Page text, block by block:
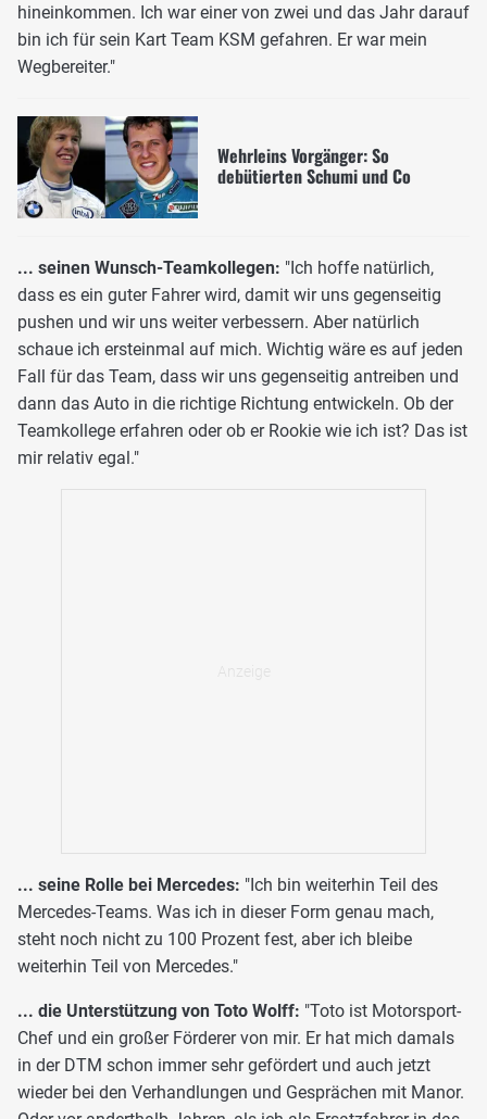
hineinkommen. Ich war einer von zwei und das Jahr darauf
bin ich für sein Kart Team KSM gefahren. Er war mein
Wegbereiter."
Wehrleins Vorgänger: So
debütierten Schumi und Co
... seinen Wunsch-Teamkollegen: "Ich hoffe natürlich,
dass es ein guter Fahrer wird, damit wir uns gegenseitig
pushen und wir uns weiter verbessern. Aber natürlich
schaue ich ersteinmal auf mich. Wichtig wäre es auf jeden
Fall für das Team, dass wir uns gegenseitig antreiben und
dann das Auto in die richtige Richtung entwickeln. Ob der
Teamkollege erfahren oder ob er Rookie wie ich ist? Das ist
mir relativ egal."
... seine Rolle bei Mercedes: "Ich bin weiterhin Teil des
Mercedes-Teams. Was ich in dieser Form genau mach,
steht noch nicht zu 100 Prozent fest, aber ich bleibe
weiterhin Teil von Mercedes."
... die Unterstützung von Toto Wolff: "Toto ist Motorsport-
Chef und ein großer Förderer von mir. Er hat mich damals
in der DTM schon immer sehr gefördert und auch jetzt
wieder bei den Verhandlungen und Gesprächen mit Manor.